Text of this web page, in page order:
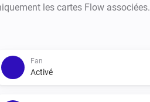
les cartes Flow associées.
Fan
Activé